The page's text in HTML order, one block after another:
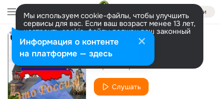
Войти
Мы используем cookie-файлы, чтобы улучшить
сервисы для вас. Если ваш возраст менее 13 лет,
настроить cookie-файлы должен ваш законный
представитель. Больше информации
Разрешить все Настроить
Чекистам
Черные береты
Слушать
Информация о контенте
на платформе — здесь